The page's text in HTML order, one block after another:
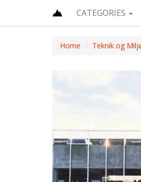
CATEGORIES
Home Teknik og